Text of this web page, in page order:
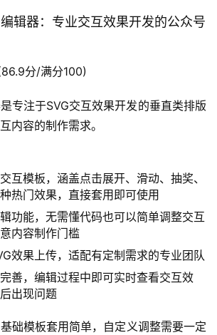
辑器：专业交互效果开发的公众号
分/满分100)
专注于SVG交互效果开发的垂直类排版
内容的制作需求。
互模板，涵盖点击展开、滑动、抽奖、
热门效果，直接套用即可使用
功能，无需懂代码也可以简单调整交互
内容制作门槛
效果上传，适配有定制需求的专业团队
善，编辑过程中即可实时查看交互效
出现问题
础模板套用简单，自定义调整需要一定